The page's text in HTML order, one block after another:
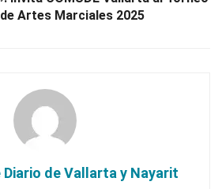
Artes Marciales 2025
Diario de Vallarta y Nayarit